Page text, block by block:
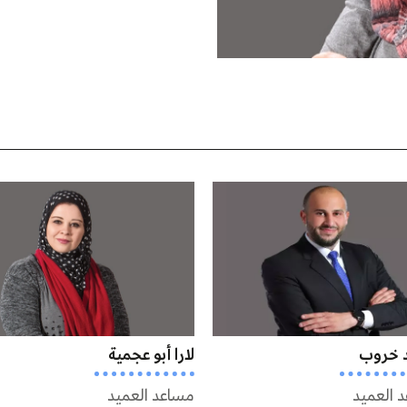
لارا أبو عجمية
مساعد العميد
ياسر مصلح
رئيس قسم النشاط